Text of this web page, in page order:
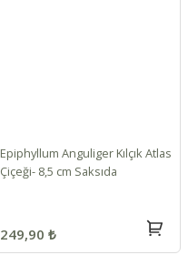
Epiphyllum Anguliger Kılçık Atlas
Çiçeği- 8,5 cm Saksıda
249,90 ₺